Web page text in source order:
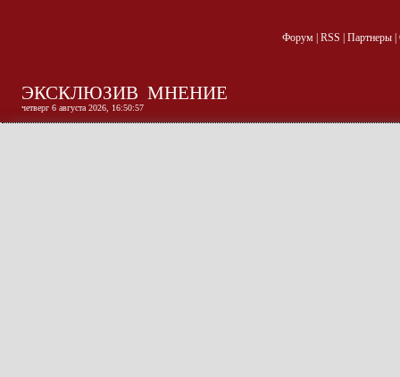
Форум| RSS Партнеры|
ЭКСКЛЮЗИВ МНЕНИЕ
четверг 6 августа 2026, 16:50:58